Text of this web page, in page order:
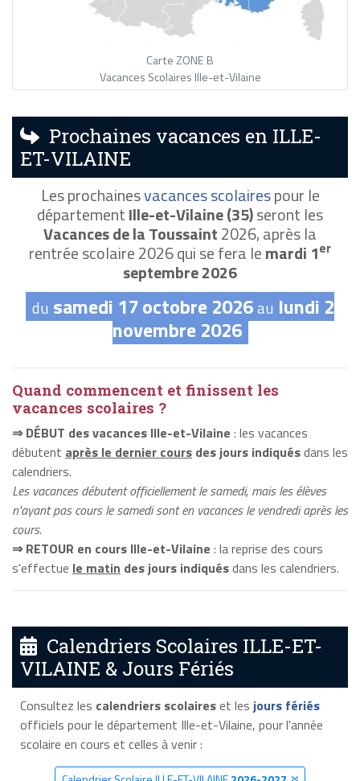
Carte ZONE B
Vacances Scolaires Ille-et-Vilaine
Prochaines vacances en ILLE-
ET-VILAINE
Les prochainesvacances scolairespour le
départementIlle-et-Vilaine (35)seront les
Vacances de la Toussaint2026, après la
rentrée scolaire 2026 qui se fera lemardi 1er
septembre 2026
du samedi 17 octobre 2026au lundi 2
novembre 2026
Quand commencent et finissent les
vacances scolaires ?
⇒ DÉBUT des vacances Ille-et-Vilaine : les vacances
débutent après le dernier cours des jours indiquésdans les
calendriers.
Les vacances débutent officiellement le samedi, mais les élèves
n'ayant pas cours le samedi sont en vacances le vendredi après les
cours.
⇒ RETOUR en cours Ille-et-Vilaine : la reprise des cours
s'effectue le matin des jours indiquésdans les calendriers.
Calendriers Scolaires ILLE-ET-
VILAINE & Jours Fériés
Consultez les calendriers scolaireset les jours fériés
officiels pour le département Ille-et-Vilaine, pour l'année
scolaire en cours et celles à venir :